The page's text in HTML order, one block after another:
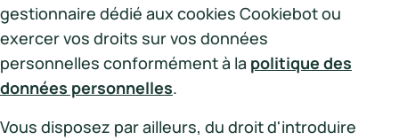
gestionnaire dédié aux cookies Cookiebot ou
exercer vos droits sur vos données
personnelles conformément à la politique des
données personnelles.
Vous disposez par ailleurs, du droit d'introduire